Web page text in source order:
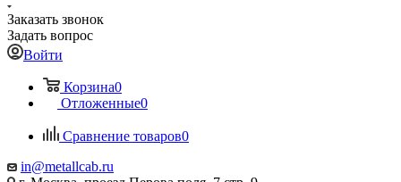
Заказать звонок
Задать вопрос
Войти
Корзина0
Отложенные0
Сравнение товаров0
in@metallcab.ru